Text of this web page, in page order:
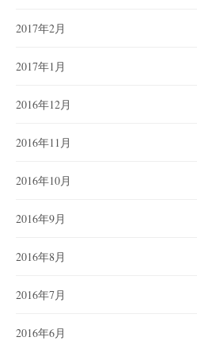
2017年2月
2017年1月
2016年12月
2016年11月
2016年10月
2016年9月
2016年8月
2016年7月
2016年6月